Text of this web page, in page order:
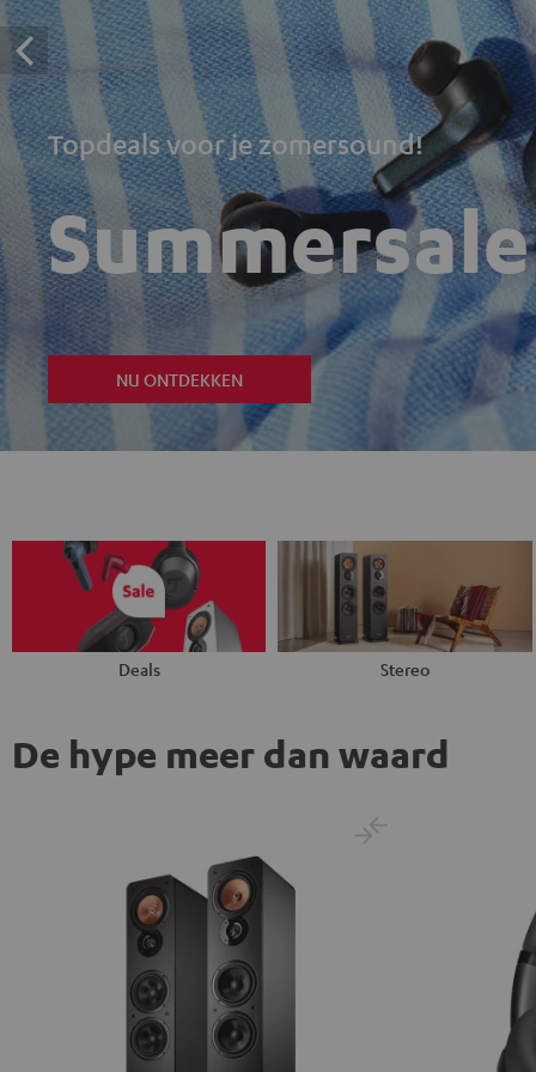
Topdeals voor je zomersound!
Summersale
NU ONTDEKKEN
Deals Stereo
De hype meer dan waard